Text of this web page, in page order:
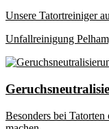
Unsere Tatortreiniger
Unfallreinigung
Besonders bei